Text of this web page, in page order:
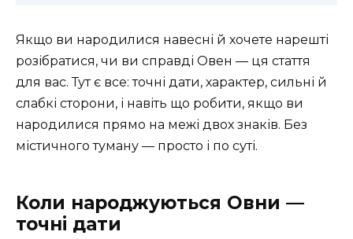
Якщо ви народилися навесні й хочете нарешті
розібратися, чи ви справді Овен — ця стаття
для вас. Тут є все: точні дати, характер, сильні й
слабкі сторони, і навіть що робити, якщо ви
народилися прямо на межі двох знаків. Без
містичного туману — просто і по суті.
Коли народжуються Овни —
точні дати